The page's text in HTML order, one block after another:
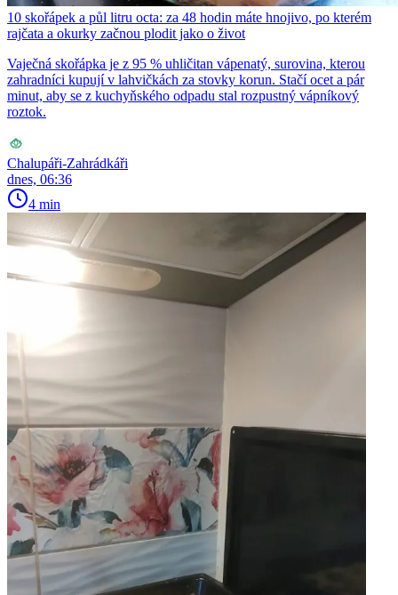
10 skořápek a půl litru octa: za 48 hodin máte hnojivo, po kterém
rajčata a okurky začnou plodit jako o život
Vaječná skořápka je z 95 % uhličitan vápenatý, surovina, kterou
zahradníci kupují v lahvičkách za stovky korun. Stačí ocet a pár
minut, aby se z kuchyňského odpadu stal rozpustný vápníkový
roztok.
Chalupáři-Zahrádkáři
dnes, 06:36
4 min